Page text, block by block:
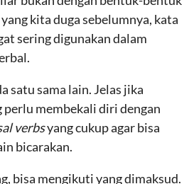
kita duga sebelumnya, kata
sering digunakan dalam
satu sama lain. Jelas jika
perlu membekali diri dengan
verbsyang cukup agar bisa
bicarakan.
bisa mengikuti yang dimaksud.